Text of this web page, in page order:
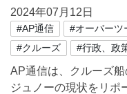
2024年07月12日
#AP通信
#オーバーツ
#クルーズ
#行政、政
AP通信は、クルーズ
ジュノーの現状をリポ